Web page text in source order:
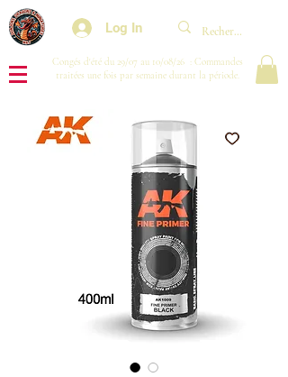
Log In
Congés d'été du 29/07 au 10/08/26 : Commandes
traitées une fois par semaine durant la période.